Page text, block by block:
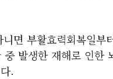
면 부활효력회복일부
발생한 재해로 인한
.